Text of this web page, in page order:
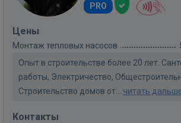
PRO
Цены
Монтаж тепловых насосов
Опыт в строительстве более 20 лет.
работы, Электричество,
Строительство домов от... читать
Контакты